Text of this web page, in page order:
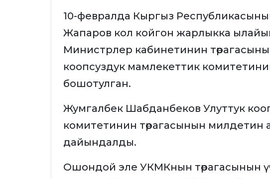
10-февралда Кыргыз
Жапаров кол койгон жарлыкка
Министрлер кабинетинин
коопсуздук мамлекеттик
бошотулган.
Жумгалбек Шабданбеков Улуттук
комитетинин төрагасынын милдетин
дайындалды.
Ошондой эле УКМКнын төрагасынын